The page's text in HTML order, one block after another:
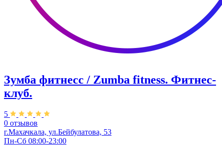
Зумба фитнесс / Zumba fitness. Фитнес-
клуб.
5
0 отзывов
г.Махачкала, ул.Бейбулатова, 53
Пн-Сб 08:00-23:00